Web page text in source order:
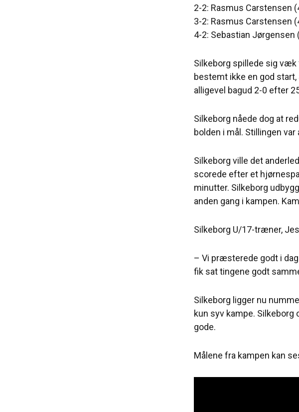
2-2: Rasmus Carstensen
3-2: Rasmus Carstensen
4-2: Sebastian Jørgensen
Silkeborg spillede sig væk
bestemt ikke en god
alligevel bagud 2-0 efter
Silkeborg nåede dog at
bolden i mål. Stillingen
Silkeborg ville det
scorede efter et
minutter. Silkeborg
anden gang i kampen.
Silkeborg U/17-træner,
– Vi præsterede godt i
fik sat tingene godt
Silkeborg ligger nu
kun syv kampe. Silkeborg
gode.
Målene fra kampen kan